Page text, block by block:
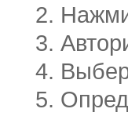
2.
3.
4.
5.